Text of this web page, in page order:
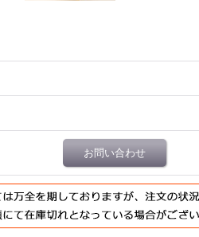
お問い合わせ